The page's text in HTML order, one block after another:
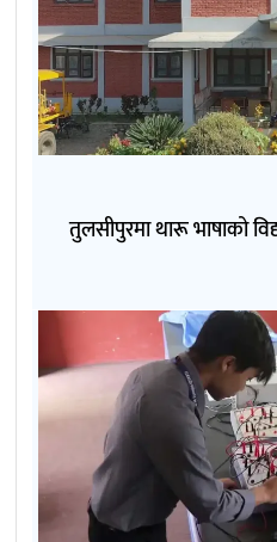
तुलसीपुरमा थारू भाषाको